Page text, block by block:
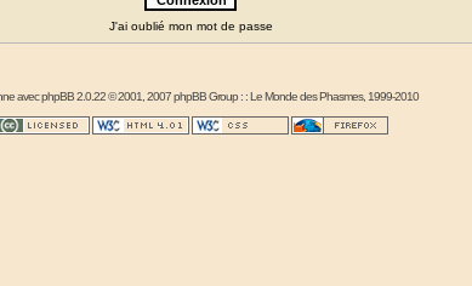
J'ai oublié mon mot de passe
avecphpBB2.0.22 © 2001, 2007 phpBB Group : :Le Monde des Phasmes, 1999-2010